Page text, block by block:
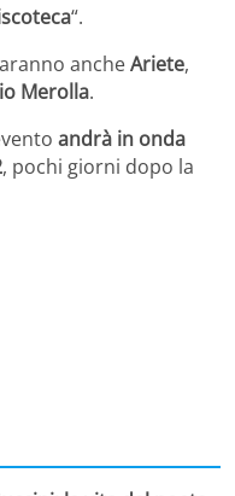
“.
ancheAriete,
Merolla.
andrà in onda
, pochi giorni dopo la